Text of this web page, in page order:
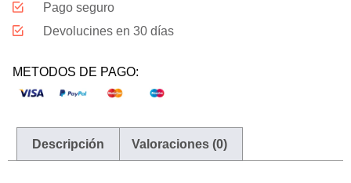
Pago seguro
Devolucines en 30 días
METODOS DE PAGO:
Descripción Valoraciones (0)